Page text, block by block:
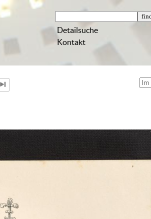
Detailsuche
Kontakt